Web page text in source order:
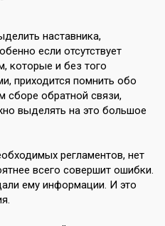
наставника,
если отсутствует
которые и без того
приходится помнить обо
сборе обратной связи,
выделять на это большое
регламентов, нет
всего совершит ошибки.
ему информации. И это